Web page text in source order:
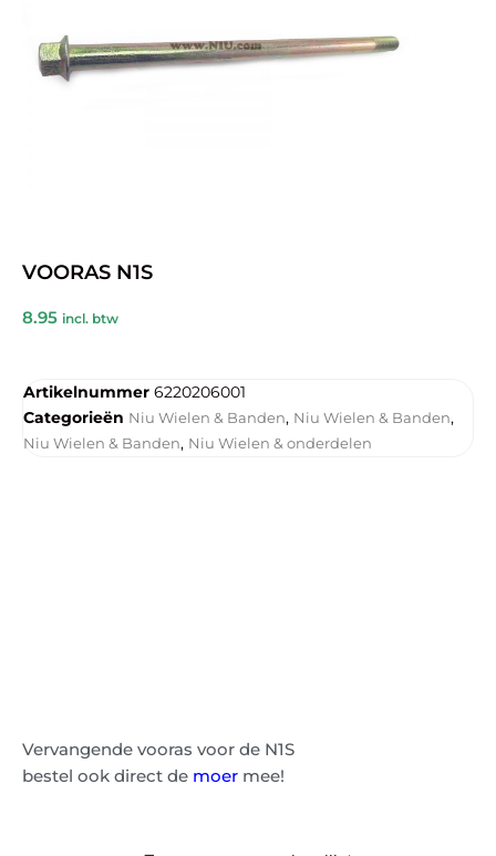
VOORAS N1S
8.95 incl. btw
Artikelnummer 6220206001
Categorieën Niu Wielen & Banden, Niu Wielen & Banden,
Niu Wielen & Banden, Niu Wielen & onderdelen
Vervangende vooras voor de N1S
bestel ook direct de moer mee!